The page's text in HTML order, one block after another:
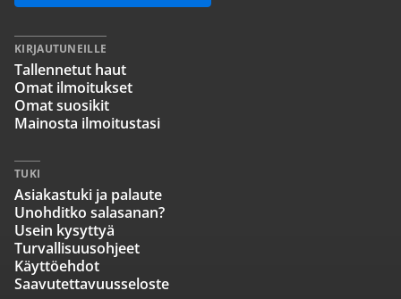
KIRJAUTUNEILLE
Tallennetut haut
Omat ilmoitukset
Omat suosikit
Mainosta ilmoitustasi
TUKI
Asiakastuki ja palaute
Unohditko salasanan?
Usein kysyttyä
Turvallisuusohjeet
Käyttöehdot
Saavutettavuusseloste